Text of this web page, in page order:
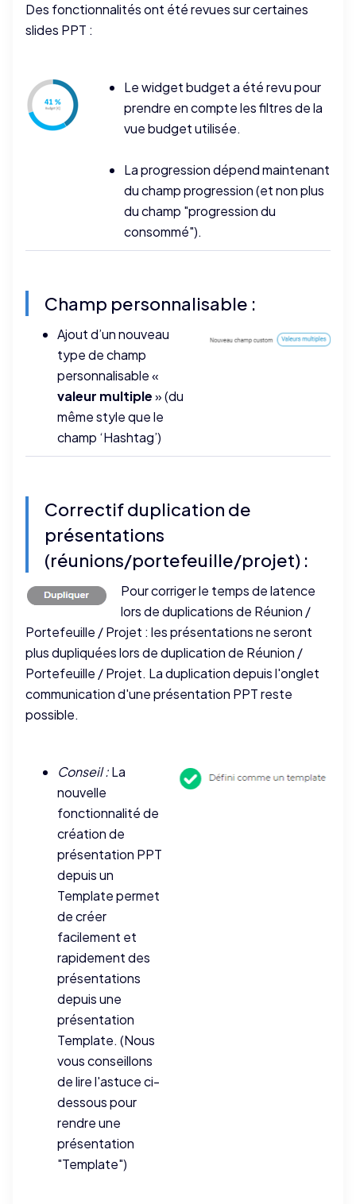
Des fonctionnalités ont été revues sur certaines
slides PPT :
Le widget budget a été revu pour
prendre en compte les filtres de la
vue budget utilisée.
La progression dépend maintenant
du champ progression (et non plus
du champ "progression du
consommé").
Champ personnalisable :
Ajout d’un nouveau
type de champ
personnalisable «
valeur multiple» (du
même style que le
champ ‘Hashtag’)
Correctif duplication de
présentations
(réunions/portefeuille/projet) :
Pour corriger le temps de latence
lors de duplications de Réunion /
Portefeuille / Projet : les présentations ne seront
plus dupliquées lors de duplication de Réunion /
Portefeuille / Projet. La duplication depuis l'onglet
communication d'une présentation PPT reste
possible.
Conseil :La
nouvelle
fonctionnalité de
création de
présentation PPT
depuis un
Template permet
de créer
facilement et
rapidement des
présentations
depuis une
présentation
Template. (Nous
vous conseillons
de lire l'astuce ci-
dessous pour
rendre une
présentation
"Template")